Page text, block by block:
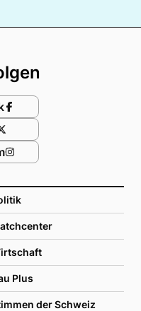
Plus
der Schweiz